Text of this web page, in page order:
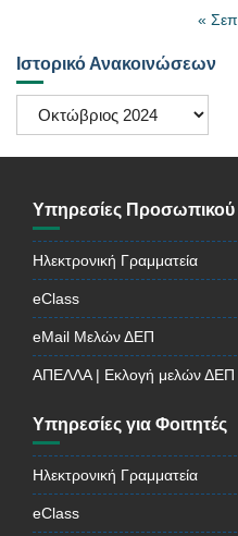
« Σεπ
Ιστορικό Ανακοινώσεων
Ιστορικό
Ανακοινώσεων
Υπηρεσίες Προσωπικού
Ηλεκτρονική Γραμματεία
eClass
eMail Μελών ΔΕΠ
ΑΠΕΛΛΑ | Εκλογή μελών ΔΕΠ
Υπηρεσίες για Φοιτητές
Ηλεκτρονική Γραμματεία
eClass